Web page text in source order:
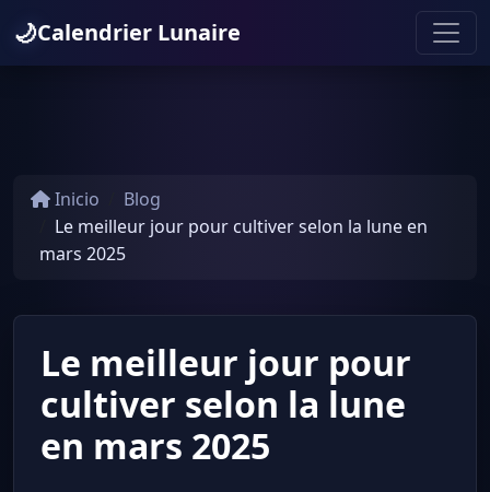
🌙Calendrier Lunaire
Inicio
Blog
Le meilleur jour pour cultiver selon la lune en
mars 2025
Le meilleur jour pour
cultiver selon la lune
en mars 2025